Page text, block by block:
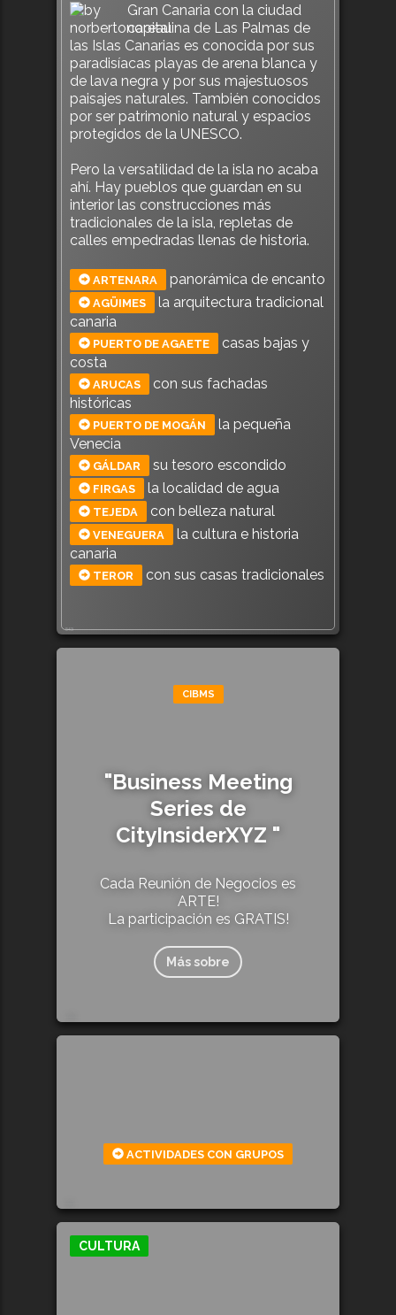
Gran Canaria con la ciudad
capitalina de Las Palmas de
las Islas Canarias es conocida por sus
paradisíacas playas de arena blanca y
de lava negra y por sus majestuosos
paisajes naturales. También conocidos
por ser patrimonio natural y espacios
protegidos de la UNESCO.
Pero la versatilidad de la isla no acaba
ahí. Hay pueblos que guardan en su
interior las construcciones más
tradicionales de la isla, repletas de
calles empedradas llenas de historia.
ARTENARA panorámica de encanto
AGÜIMES
la arquitectura tradicional
canaria
PUERTO DE AGAETE
casas bajas y
costa
ARUCAS
con sus fachadas
históricas
PUERTO DE MOGÁN
la pequeña
Venecia
GÁLDAR su tesoro escondido
FIRGAS la localidad de agua
TEJEDA con belleza natural
VENEGUERA
la cultura e historia
canaria
TEROR con sus casas tradicionales
543
CIBMS
"Business Meeting
Series de
CityInsiderXYZ "
Cada Reunión de Negocios es
ARTE!
La participación es GRATIS!
Más sobre
ACTIVIDADES CON GRUPOS
CULTURA